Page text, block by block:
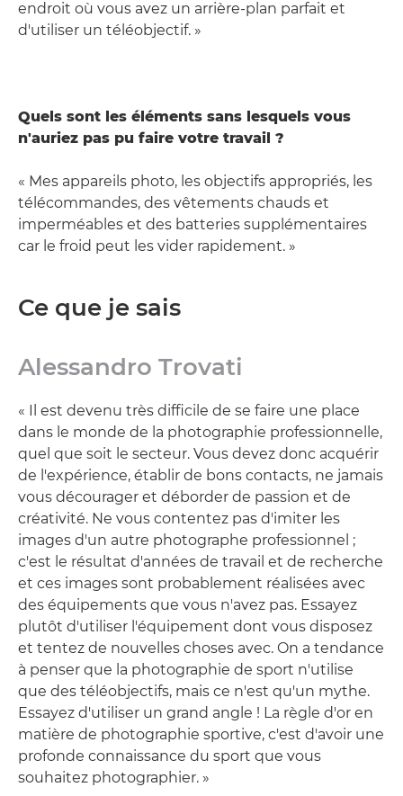
endroit où vous avez un arrière-plan parfait et
d'utiliser un téléobjectif. »
Quels sont les éléments sans lesquels vous
n'auriez pas pu faire votre travail ?
« Mes appareils photo, les objectifs appropriés, les
télécommandes, des vêtements chauds et
imperméables et des batteries supplémentaires
car le froid peut les vider rapidement. »
Ce que je sais
Alessandro Trovati
« Il est devenu très difficile de se faire une place
dans le monde de la photographie professionnelle,
quel que soit le secteur. Vous devez donc acquérir
de l'expérience, établir de bons contacts, ne jamais
vous décourager et déborder de passion et de
créativité. Ne vous contentez pas d'imiter les
images d'un autre photographe professionnel ;
c'est le résultat d'années de travail et de recherche
et ces images sont probablement réalisées avec
des équipements que vous n'avez pas. Essayez
plutôt d'utiliser l'équipement dont vous disposez
et tentez de nouvelles choses avec. On a tendance
à penser que la photographie de sport n'utilise
que des téléobjectifs, mais ce n'est qu'un mythe.
Essayez d'utiliser un grand angle ! La règle d'or en
matière de photographie sportive, c'est d'avoir une
profonde connaissance du sport que vous
souhaitez photographier. »